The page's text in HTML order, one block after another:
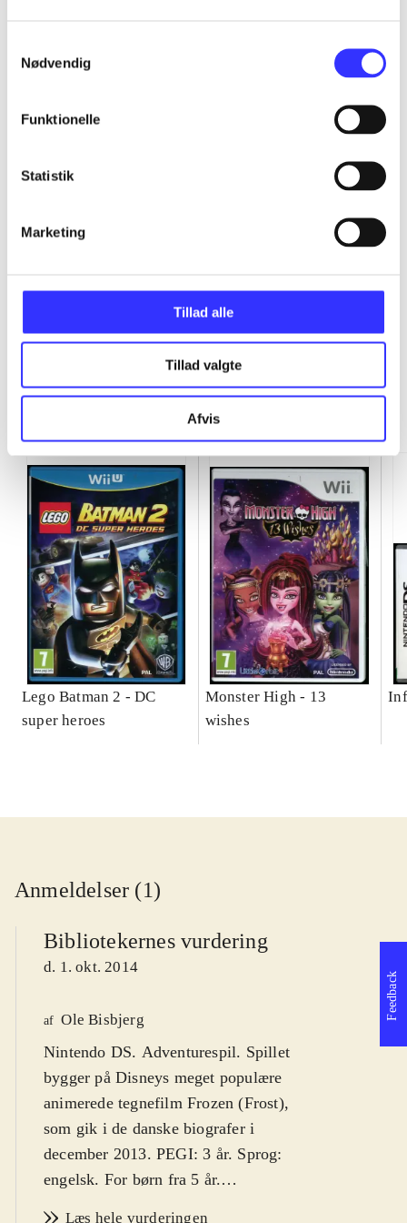
Nødvendig
Funktionelle
Statistik
Marketing
Tillad alle
Tillad valgte
Afvis
Lego Batman 2 - DC
super heroes
Monster High - 13
wishes
Anmeldelser (1)
Bibliotekernes vurdering
d. 1. okt. 2014
af Ole Bisbjerg
Nintendo DS. Adventurespil. Spillet
bygger på Disneys meget populære
animerede tegnefilm Frozen (Frost),
som gik i de danske biografer i
december 2013. PEGI: 3 år. Sprog:
engelsk. For børn fra 5 år.
Læs hele vurderingen
Feedback